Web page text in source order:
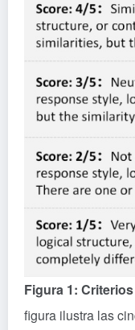
Figura 1:
figura ilustra las